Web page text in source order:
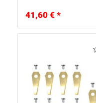
41,60 € *